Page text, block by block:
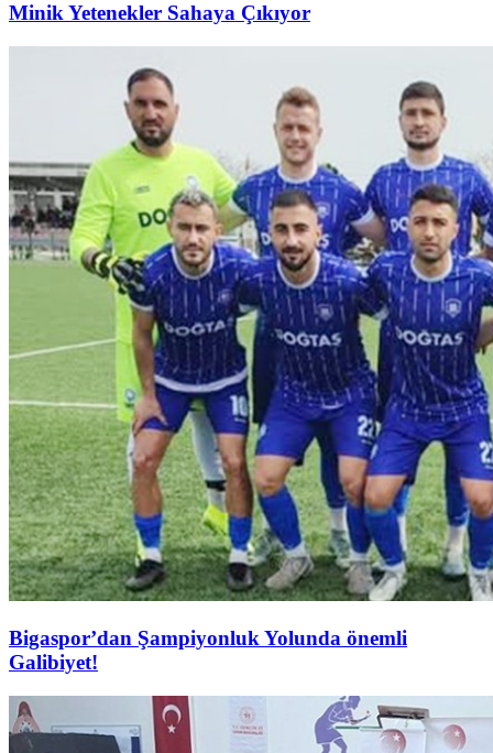
Minik Yetenekler Sahaya Çıkıyor
Bigaspor’dan Şampiyonluk Yolunda önemli
Galibiyet!